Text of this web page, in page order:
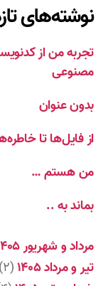
نوشته‌های
تجربه من از
مصنوعی
بدون عنوان
از فایل‌ها تا
من هستم …
بماند به ..
مرداد و شهریور ۱۴۰۵
تیر و مرداد ۱۴۰۵
(۲)